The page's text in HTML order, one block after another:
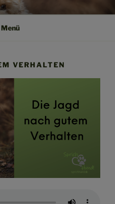
Vertrauen ist
Menü
VERHALTEN